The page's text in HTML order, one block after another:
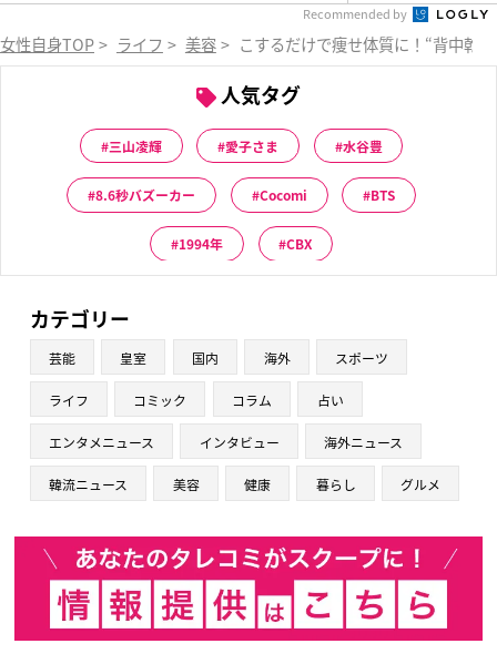
Recommended by
女性自身TOP > ライフ > 美容 > こするだけで痩せ体質に！“背中乾
人気タグ
三山凌輝 愛子さま 水谷豊
8.6秒バズーカー Cocomi BTS
1994年 CBX
カテゴリー
芸能 皇室 国内 海外 スポーツ
ライフ コミック コラム 占い
エンタメニュース インタビュー 海外ニュース
韓流ニュース 美容 健康 暮らし グルメ